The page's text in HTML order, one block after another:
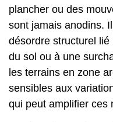
plancher ou des
sont jamais anodins.
désordre structurel
du sol ou à une
les terrains en zone
sensibles aux
qui peut amplifier ces